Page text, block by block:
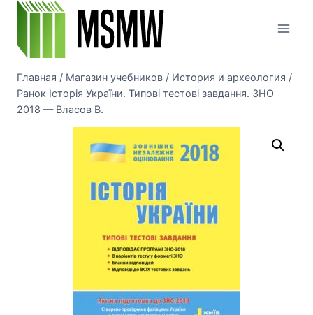
Перейти
содержимому
Главная / Магазин учебников / История и археология /
Ранок Історія України. Типові тестові завдання. ЗНО
2018 — Власов В.